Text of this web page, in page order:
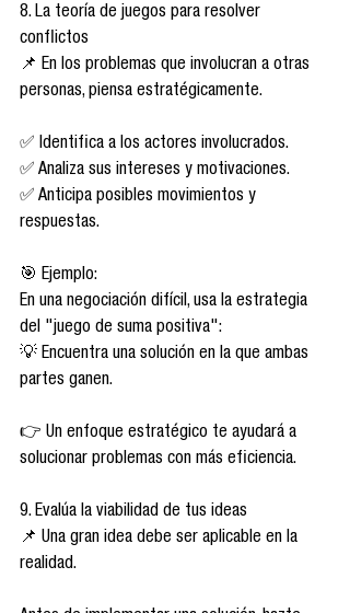
8. La teoría de juegos para resolver
conflictos
📌 En los problemas que involucran a otras
personas, piensa estratégicamente.
✅ Identifica a los actores involucrados.
✅ Analiza sus intereses y motivaciones.
✅ Anticipa posibles movimientos y
respuestas.
🎯 Ejemplo:
En una negociación difícil, usa la estrategia
del "juego de suma positiva":
💡 Encuentra una solución en la que ambas
partes ganen.
👉 Un enfoque estratégico te ayudará a
solucionar problemas con más eficiencia.
9. Evalúa la viabilidad de tus ideas
📌 Una gran idea debe ser aplicable en la
realidad.